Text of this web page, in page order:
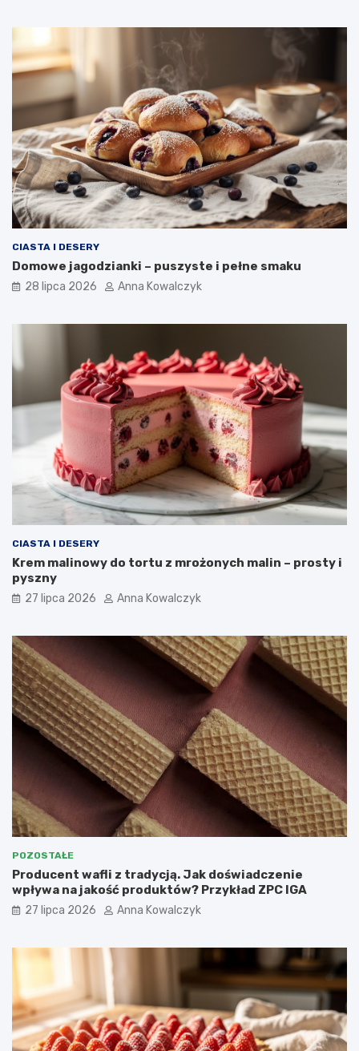
CIASTA I DESERY
Domowe jagodzianki – puszyste i pełne smaku
28 lipca 2026 Anna Kowalczyk
CIASTA I DESERY
Krem malinowy do tortu z mrożonych malin – prosty i
pyszny
27 lipca 2026 Anna Kowalczyk
POZOSTAŁE
Producent wafli z tradycją. Jak doświadczenie
wpływa na jakość produktów? Przykład ZPC IGA
27 lipca 2026 Anna Kowalczyk